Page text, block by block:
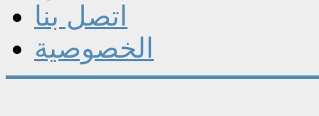
اتصل بنا
الخصوصية